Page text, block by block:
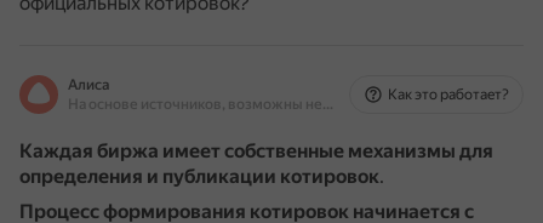
Алиса
На основе источников, возможны неточности
Как это работает?
Каждая биржа имеет собственные механизмы для
определения и публикации котировок.
Процесс формирования котировок начинается с